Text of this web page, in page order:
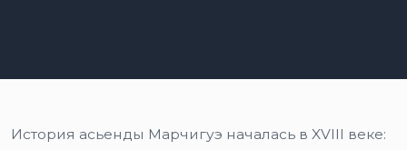
История асьенды Марчигуэ началась в XVIII веке: